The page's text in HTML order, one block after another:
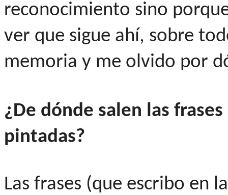
reconocimiento sino
ver que sigue ahí, sobre
memoria y me olvido por
¿De dónde salen las
pintadas?
Las frases (que escribo en